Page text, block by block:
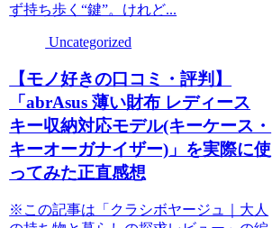
ず持ち歩く“鍵”。けれど...
Uncategorized
【モノ好きの口コミ・評判】
「abrAsus 薄い財布 レディース
キー収納対応モデル(キーケース・
キーオーガナイザー)」を実際に使
ってみた正直感想
※この記事は「クラシボヤージュ｜大人